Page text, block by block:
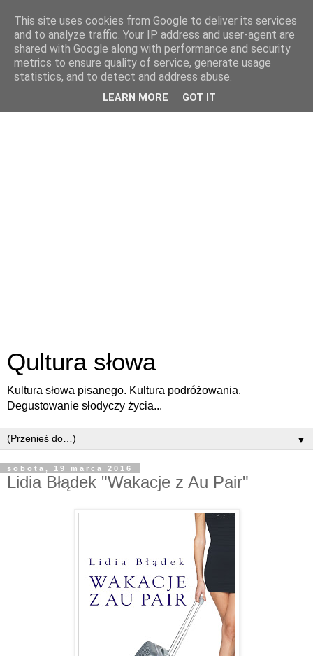
Qultura słowa
Kultura słowa pisanego. Kultura podróżowania.
Degustowanie słodyczy życia...
▼
sobota, 19 marca 2016
Lidia Błądek "Wakacje z Au Pair"
This site uses cookies from Google to deliver its services
and to analyze traffic. Your IP address and user-agent are
shared with Google along with performance and security
metrics to ensure quality of service, generate usage
statistics, and to detect and address abuse.
LEARN MORE GOT IT